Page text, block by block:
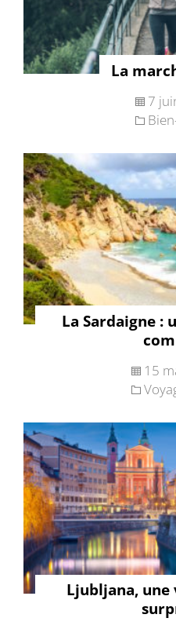
La
7
La Sardaigne :
15
Ljubljana,